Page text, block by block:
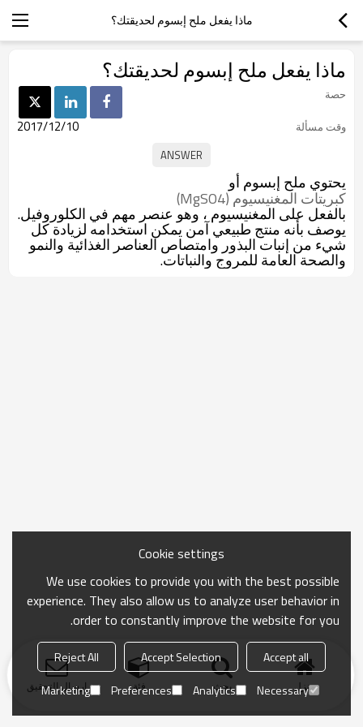
ماذا يفعل ملح إبسوم لحديقتك؟
ماذا يفعل ملح إبسوم لحديقتك؟
حصة
وقت مسألة
2017/12/10
يحتوي ملح إبسوم أو
كبريتات المغنيسيوم (MgSO4)
بالفعل على المغنيسيوم ، وهو عنصر مهم في الكلوروفيل.
يوصف بأنه منتج طبيعي آمن يمكن استخدامه لزيادة كل
شيء من إنبات البذور وامتصاص العناصر الغذائية والنمو
والصحة العامة للمروج والنباتات.
منزل بحث فئة ارسال التحقيق
Cookie settings
We use cookies to provide you with the best possible
experience. They also allow us to analyze user behavior in
order to constantly improve the website for you.
Accept all
Accept Selection
Reject All
Necessary
Analytics
Preferences
Marketing